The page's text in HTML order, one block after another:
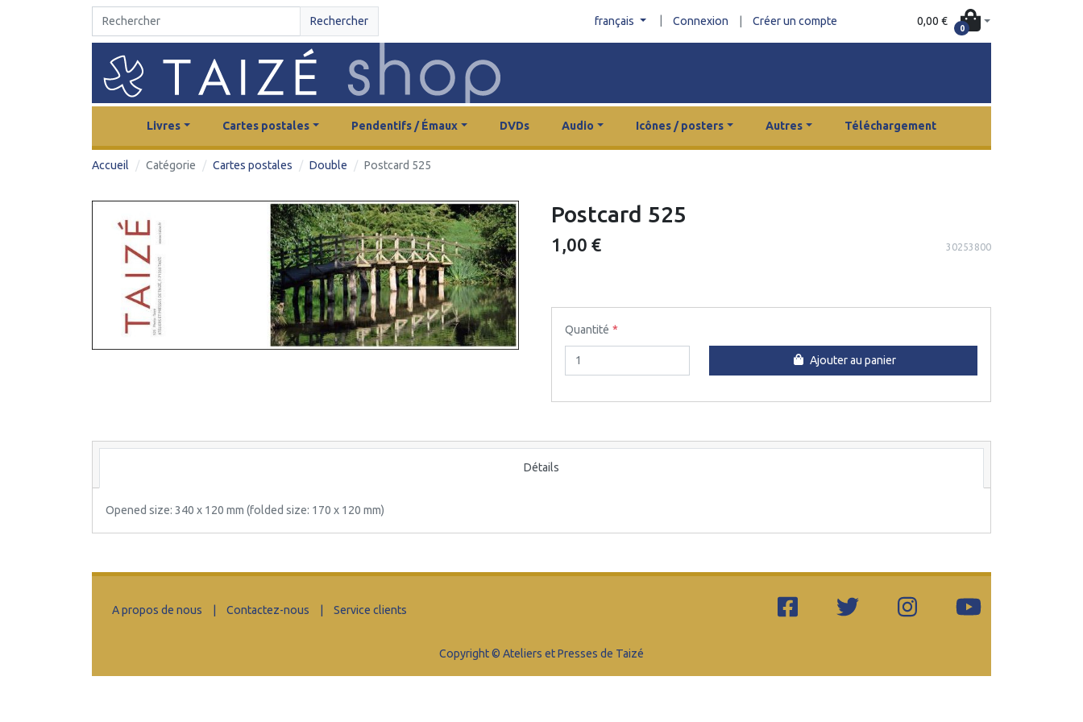
Rechercher français Connexion Créer un compte 0,00 €
0
Livres Cartes postales Pendentifs / Émaux DVDs Audio Icônes / posters Autres Téléchargement
Accueil Catégorie Cartes postales Double Postcard 525
Postcard 525
1,00 € 30253800
Quantité
Ajouter au panier
Détails
Opened size: 340 x 120 mm (folded size: 170 x 120 mm)
A propos de nous Contactez-nous Service clients
Copyright © Ateliers et Presses de Taizé